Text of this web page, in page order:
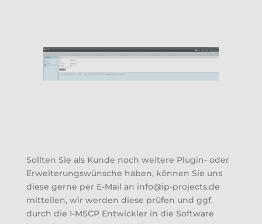
Sollten Sie als Kunde noch weitere Plugin- oder
Erweiterungswünsche haben, können Sie uns
diese gerne per E-Mail an info@ip-projects.de
mitteilen, wir werden diese prüfen und ggf.
durch die I-MSCP Entwickler in die Software